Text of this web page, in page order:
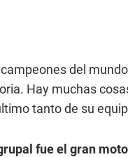
del
Hay muchas
tanto de su
fue el gran